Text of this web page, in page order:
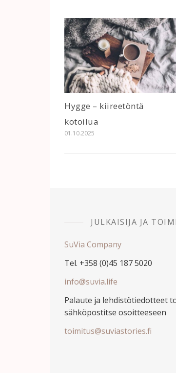
Hygge – kiireetöntä
kotoilua
01.10.2025
JULKAISIJA JA
SuVia Company
Tel. +358 (0)45 187 5020
info@suvia.life
Palaute ja lehdistötiedotteet
sähköpostitse osoitteeseen
toimitus@suviastories.fi